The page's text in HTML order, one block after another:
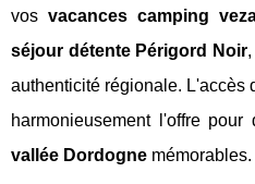
vos vacances camping
séjour détente Périgord Noir,
authenticité régionale. L'accès
harmonieusement l'offre
vallée Dordogne mémorables.